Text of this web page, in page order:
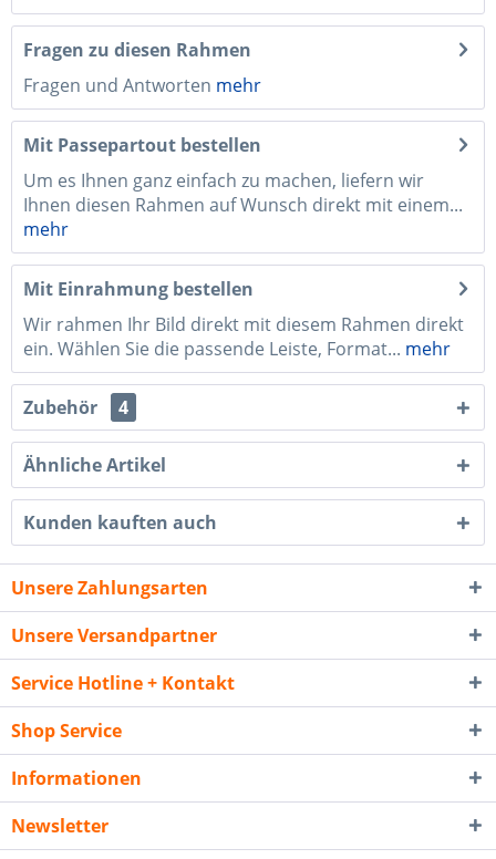
Fragen zu diesen Rahmen
Fragen und Antworten mehr
Mit Passepartout bestellen
Um es Ihnen ganz einfach zu machen, liefern wir
Ihnen diesen Rahmen auf Wunsch direkt mit einem...
mehr
Mit Einrahmung bestellen
Wir rahmen Ihr Bild direkt mit diesem Rahmen direkt
ein. Wählen Sie die passende Leiste, Format... mehr
Zubehör 4
Ähnliche Artikel
Kunden kauften auch
Unsere Zahlungsarten
Unsere Versandpartner
Service Hotline + Kontakt
Shop Service
Informationen
Newsletter